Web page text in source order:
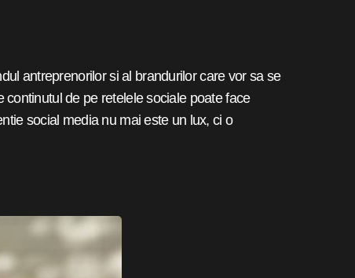
antreprenorilor si al brandurilor care vor sa se
de pe retelele sociale poate face
social media nu mai este un lux, ci o